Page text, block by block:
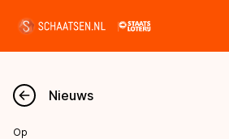
Nieuws
Nieuws
Op